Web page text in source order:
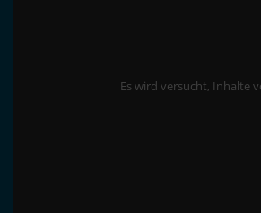
Es wird versucht, Inhalte